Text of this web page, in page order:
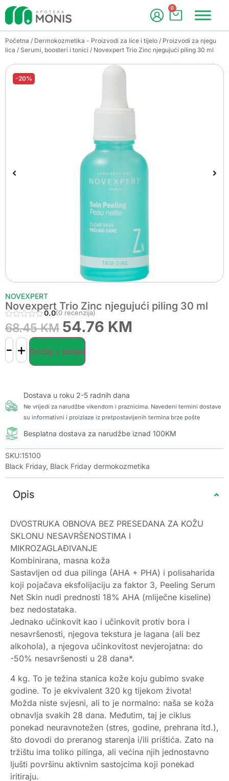
0
Početna / Dermokozmetika - Proizvodi za lice i tijelo / Proizvodi za njegu
lica / Serumi, boosteri i tonici / Novexpert Trio Zinc njegujući piling 30 ml
-20%
NOVEXPERT
Novexpert Trio Zinc njegujući piling 30 ml
0.0(0 recenzija)
68.45KM 54.76 KM
- + Dodaj u korpu
Dostava u roku 2-5 radnih dana
Ne vrijedi za narudžbe vikendom i praznicima. Navedeni termini dostave
su informativni i proizlaze iz pretpostavljenih termina brze pošte
Besplatna dostava za narudžbe iznad 100KM
SKU:15100
Black Friday, Black Friday dermokozmetika
Opis
DVOSTRUKA OBNOVA BEZ PRESEDANA ZA KOŽU
SKLONU NESAVRŠENOSTIMA I
MIKROZAGLAĐIVANJE
Kombinirana, masna koža
Sastavljen od dua pilinga (AHA + PHA) i polisaharida
koji pojačava eksfolijaciju za faktor 3, Peeling Serum
Net Skin nudi prednosti 18% AHA (mliječne kiseline)
bez nedostataka.
Jednako učinkovit kao i učinkovit protiv bora i
nesavršenosti, njegova tekstura je lagana (ali bez
alkohola), a njegova učinkovitost nevjerojatna: do
-50% nesavršenosti u 28 dana*.
4 kg. To je težina stanica kože koju gubimo svake
godine. To je ekvivalent 320 kg tijekom života!
Možda niste svjesni, ali to je normalno: naša se koža
obnavlja svakih 28 dana. Međutim, taj je ciklus
ponekad neuravnotežen (stres, godine, prehrana itd.),
što dovodi do preranog starenja i/ili prištića. Zato na
tržištu ima toliko pilinga, ali većina njih jednostavno
ljušti površinu aktivnim sastojcima koji ponekad
iritiraju.